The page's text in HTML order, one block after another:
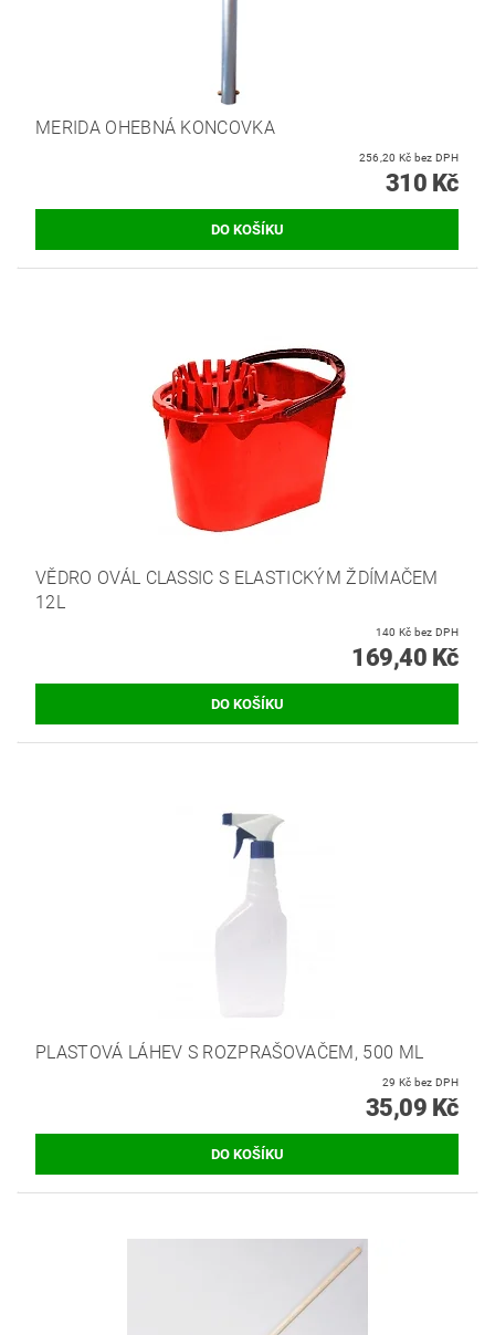
MERIDA OHEBNÁ KONCOVKA
256,20 Kč bez DPH
310 Kč
VĚDRO OVÁL CLASSIC S ELASTICKÝM ŽDÍMAČEM
12L
140 Kč bez DPH
169,40 Kč
PLASTOVÁ LÁHEV S ROZPRAŠOVAČEM, 500 ML
29 Kč bez DPH
35,09 Kč